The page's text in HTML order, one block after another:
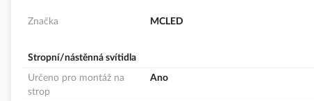
Značka MCLED
Stropní/nástěnná svítidla
Určeno pro montáž na
strop
Ano